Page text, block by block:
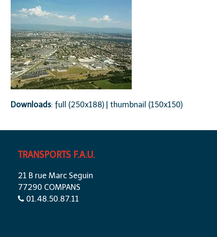
Downloads: full (250x188) thumbnail (150x150)
TRANSPORTS F.A.U.
21 B rue Marc Seguin
77290 COMPANS
01.48.50.87.11